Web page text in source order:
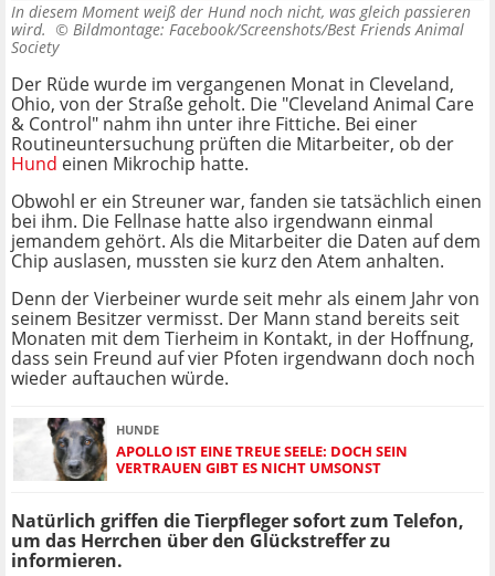
In diesem Moment weiß der Hund noch nicht, was gleich passieren
wird. © Bildmontage: Facebook/Screenshots/Best Friends Animal
Society
Der Rüde wurde im vergangenen Monat in Cleveland,
Ohio, von der Straße geholt. Die "Cleveland Animal Care
& Control" nahm ihn unter ihre Fittiche. Bei einer
Routineuntersuchung prüften die Mitarbeiter, ob der
Hund einen Mikrochip hatte.
Obwohl er ein Streuner war, fanden sie tatsächlich einen
bei ihm. Die Fellnase hatte also irgendwann einmal
jemandem gehört. Als die Mitarbeiter die Daten auf dem
Chip auslasen, mussten sie kurz den Atem anhalten.
Denn der Vierbeiner wurde seit mehr als einem Jahr von
seinem Besitzer vermisst. Der Mann stand bereits seit
Monaten mit dem Tierheim in Kontakt, in der Hoffnung,
dass sein Freund auf vier Pfoten irgendwann doch noch
wieder auftauchen würde.
HUNDE
APOLLO IST EINE TREUE SEELE: DOCH SEIN
VERTRAUEN GIBT ES NICHT UMSONST
Natürlich griffen die Tierpfleger sofort zum Telefon,
um das Herrchen über den Glückstreffer zu
informieren.